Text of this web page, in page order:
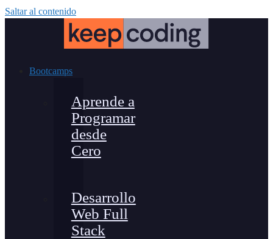
Saltar al contenido
Bootcamps
Aprende a
Programar
desde
Cero
Desarrollo
Web Full
Stack